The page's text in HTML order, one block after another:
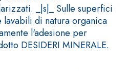
_|s|_ Sulle superfici
di natura organica
l'adesione per
DESIDERI MINERALE.